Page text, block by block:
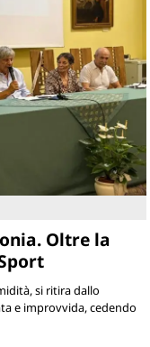
Oltre la
si ritira dallo
e improvvida, cedendo